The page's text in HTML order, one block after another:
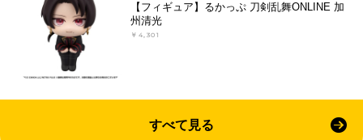
【フィギュア】るかっぷ 刀剣乱舞ONLINE 加
州清光
￥4,301
すべて見る